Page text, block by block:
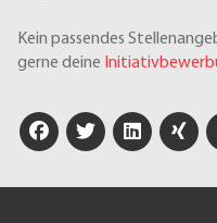
Kein passendes
gerne deine